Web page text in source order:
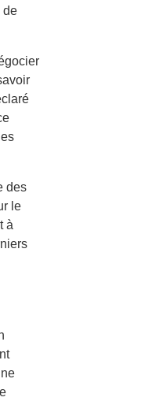
de
des
le
à